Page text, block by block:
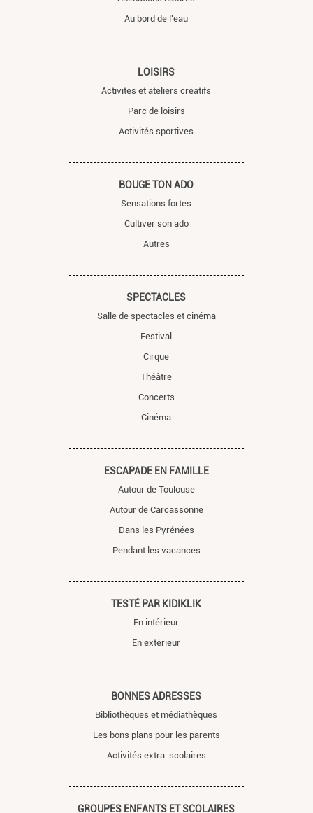
Au bord de l'eau
LOISIRS
Activités et ateliers créatifs
Parc de loisirs
Activités sportives
BOUGE TON ADO
Sensations fortes
Cultiver son ado
Autres
SPECTACLES
Salle de spectacles et cinéma
Festival
Cirque
Théâtre
Concerts
Cinéma
ESCAPADE EN FAMILLE
Autour de Toulouse
Autour de Carcassonne
Dans les Pyrénées
Pendant les vacances
TESTÉ PAR KIDIKLIK
En intérieur
En extérieur
BONNES ADRESSES
Bibliothèques et médiathèques
Les bons plans pour les parents
Activités extra-scolaires
GROUPES ENFANTS ET SCOLAIRES